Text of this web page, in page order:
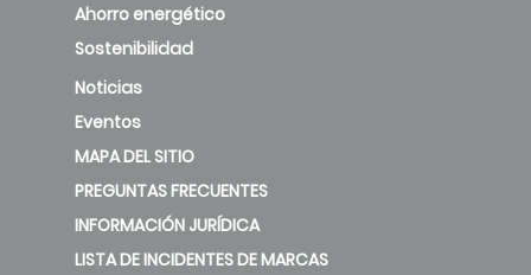
Ahorro energético
Sostenibilidad
Noticias
Eventos
MAPA DEL SITIO
PREGUNTAS FRECUENTES
INFORMACIÓN JURÍDICA
LISTA DE INCIDENTES DE MARCAS